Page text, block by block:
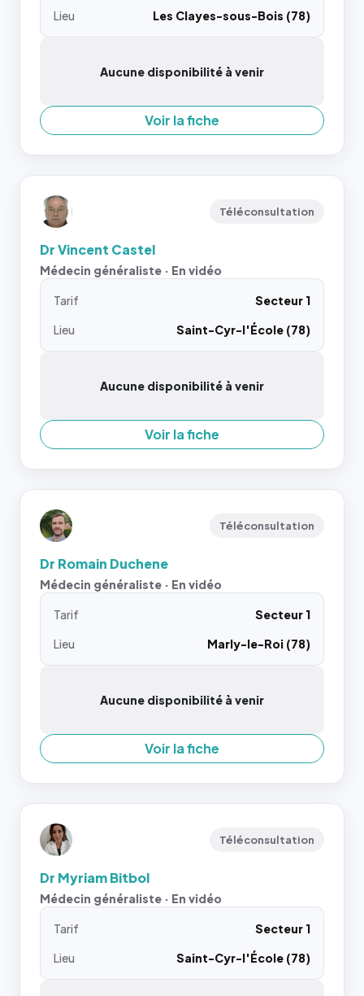
Lieu
Les Clayes-sous-Bois (78)
Aucune disponibilité à venir
Voir la fiche
Téléconsultation
Dr Vincent Castel
Médecin généraliste · En vidéo
Tarif
Secteur 1
Lieu
Saint-Cyr-l'École (78)
Aucune disponibilité à venir
Voir la fiche
Téléconsultation
Dr Romain Duchene
Médecin généraliste · En vidéo
Tarif
Secteur 1
Lieu
Marly-le-Roi (78)
Aucune disponibilité à venir
Voir la fiche
Téléconsultation
Dr Myriam Bitbol
Médecin généraliste · En vidéo
Tarif
Secteur 1
Lieu
Saint-Cyr-l'École (78)